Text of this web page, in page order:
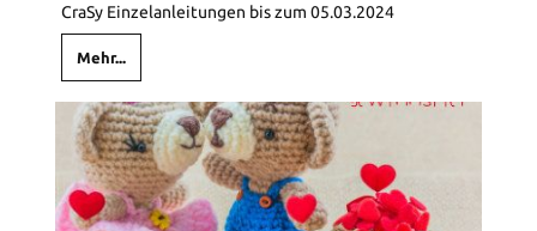
CraSy Einzelanleitungen bis zum 05.03.2024
Mehr...